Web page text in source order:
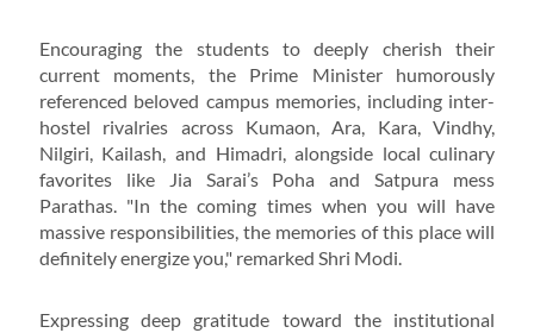
Encouraging the students to deeply cherish their
current moments, the Prime Minister humorously
referenced beloved campus memories, including inter-
hostel rivalries across Kumaon, Ara, Kara, Vindhy,
Nilgiri, Kailash, and Himadri, alongside local culinary
favorites like Jia Sarai’s Poha and Satpura mess
Parathas. "In the coming times when you will have
massive responsibilities, the memories of this place will
definitely energize you," remarked Shri Modi.
Expressing deep gratitude toward the institutional